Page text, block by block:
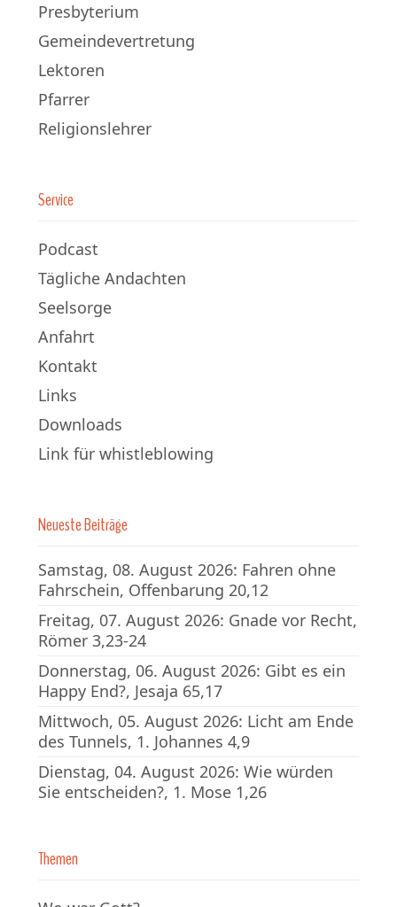
Presbyterium
Gemeindevertretung
Lektoren
Pfarrer
Religionslehrer
Service
Podcast
Tägliche Andachten
Seelsorge
Anfahrt
Kontakt
Links
Downloads
Link für whistleblowing
Neueste Beiträge
Samstag, 08. August 2026: Fahren ohne
Fahrschein, Offenbarung 20,12
Freitag, 07. August 2026: Gnade vor Recht,
Römer 3,23-24
Donnerstag, 06. August 2026: Gibt es ein
Happy End?, Jesaja 65,17
Mittwoch, 05. August 2026: Licht am Ende
des Tunnels, 1. Johannes 4,9
Dienstag, 04. August 2026: Wie würden
Sie entscheiden?, 1. Mose 1,26
Themen